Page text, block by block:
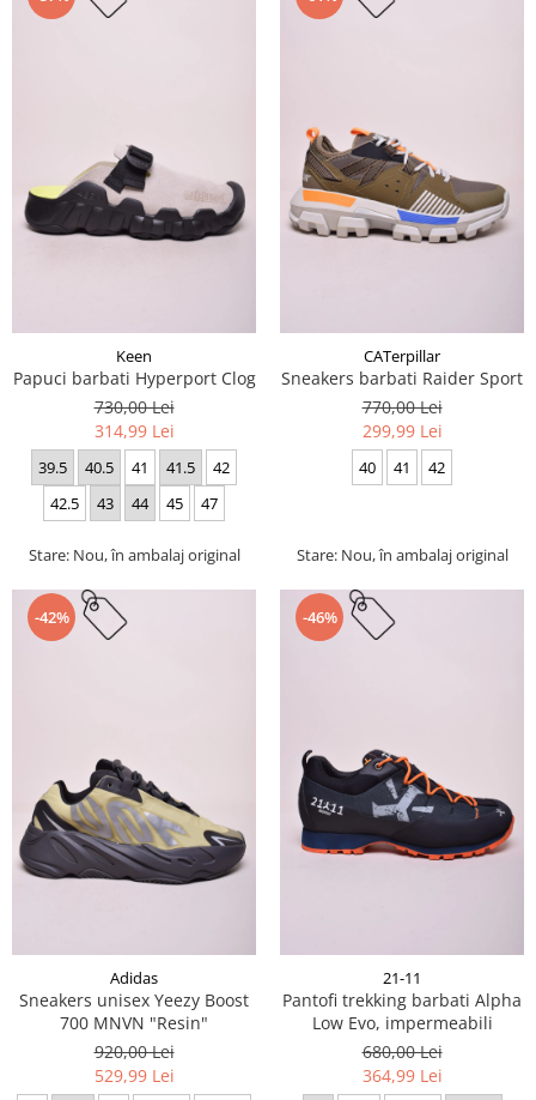
Keen
Papuci barbati Hyperport Clog
730,00 Lei
314,99 Lei
39.5 40.5 41 41.5
42
42.5
43 44 45 47
Stare: Nou, în ambalaj original
CATerpillar
Sneakers barbati Raider Sport
770,00 Lei
299,99 Lei
40 41 42
Stare: Nou, în ambalaj original
-42%
Adidas
Sneakers unisex Yeezy Boost
700 MNVN "Resin"
920,00 Lei
529,99 Lei
-46%
21-11
Pantofi trekking barbati Alpha
Low Evo, impermeabili
680,00 Lei
364,99 Lei